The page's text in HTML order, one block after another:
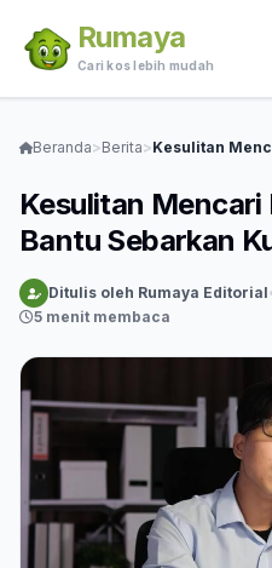
Rumaya
Cari kos lebih mudah
Beranda>Berita>
Kesulitan Mencari
Bantu Sebarkan
Ditulis oleh Rumaya Editorial
5 menit membaca